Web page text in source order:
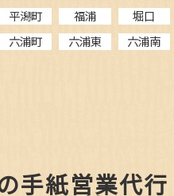
平潟町 福浦
堀口
六浦町 六浦東
六浦南
手紙営業代行